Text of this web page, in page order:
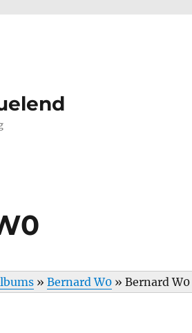
»Bernard W0 »Bernard W0